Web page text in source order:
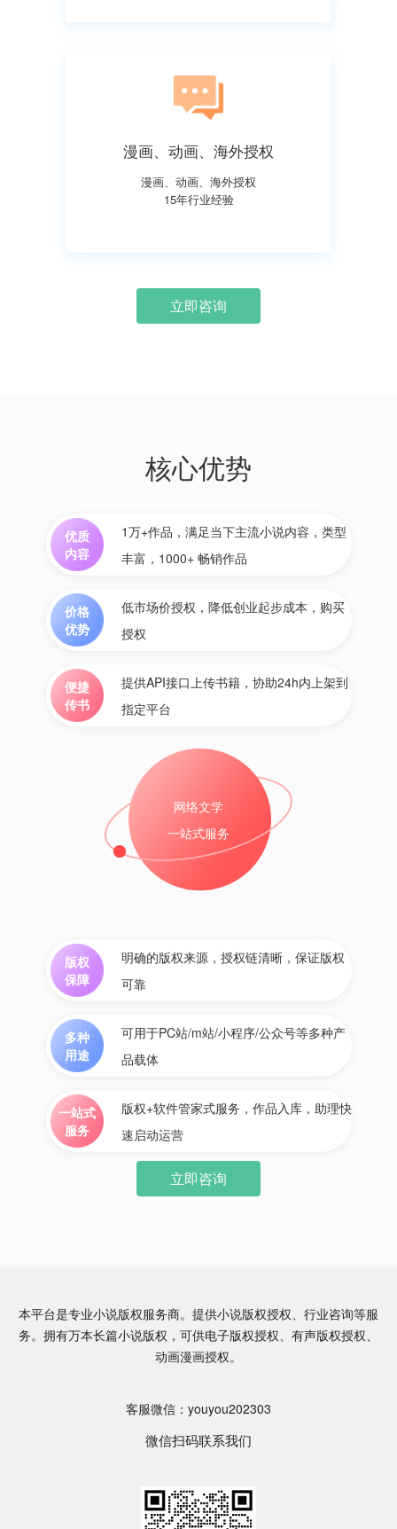
漫画、动画、海外授权
漫画、动画、海外授权
15年行业经验
立即咨询
核心优势
优质
内容
1万+作品，满足当下主流小说内容，类型
丰富，1000+ 畅销作品
价格
优势
低市场价授权，降低创业起步成本，购买
授权
便捷
传书
提供API接口上传书籍，协助24h内上架到
指定平台
网络文学
一站式服务
版权
保障
明确的版权来源，授权链清晰，保证版权
可靠
多种
用途
可用于PC站/m站/小程序/公众号等多种产
品载体
一站式
服务
版权+软件管家式服务，作品入库，助理快
速启动运营
立即咨询
本平台是专业小说版权服务商。提供小说版权授权、行业咨询等服
务。拥有万本长篇小说版权，可供电子版权授权、有声版权授权、
动画漫画授权。
客服微信：youyou202303
微信扫码联系我们